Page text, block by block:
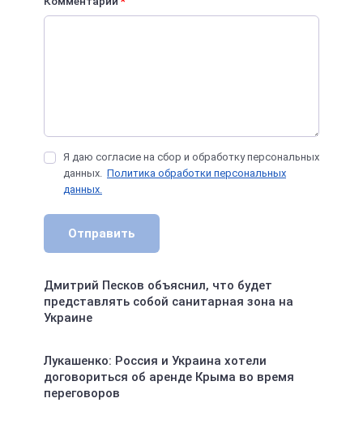
Я даю согласие на сбор и обработку персональных
данных. Политика обработки персональных
данных.
Отправить
Дмитрий Песков объяснил, что будет
представлять собой санитарная зона на
Украине
Лукашенко: Россия и Украина хотели
договориться об аренде Крыма во время
переговоров